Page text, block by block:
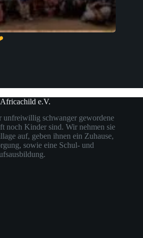
e.V.
unfreiwillig schwanger gewordene
noch Kinder sind. Wir nehmen sie
auf, geben ihnen ein Zuhause,
sowie eine Schul- und